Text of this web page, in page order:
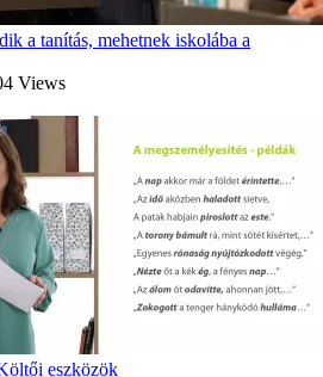
a tanítás, mehetnek iskolába a
Views
eszközök